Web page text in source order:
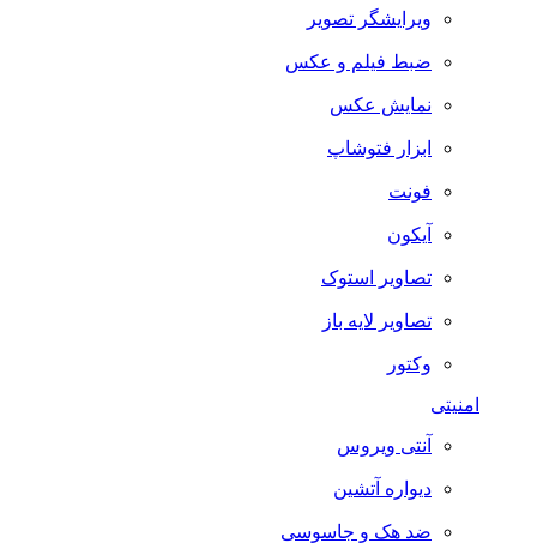
ویرایشگر تصویر
ضبط فيلم و عكس
نمایش عکس
ابزار فتوشاپ
فونت
آیکون
تصاویر استوک
تصاویر لایه باز
وکتور
آنتی ویروس
دیواره آتشین
ضد هک و جاسوسی